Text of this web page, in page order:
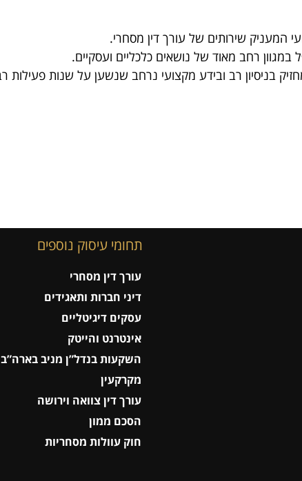
המעניק שירותים של עורך דין מסחרי.
רחב מאוד של נושאים כלכליים ועסקיים.
בניסיון רב ובידע מקצועי נרחב שנשען על שנות פעילות
תחומי עיסוק נוספים
עורך דין מסחרי
דיני חברות ותאגידים
עסקים דיגיטליים
אינטרנט והייטק
השקעות בנדל”ן מניב בארה”ב
מקרקעין
עורך דין צוואה וירושה
הסכם ממון
חוק עוולות מסחריות